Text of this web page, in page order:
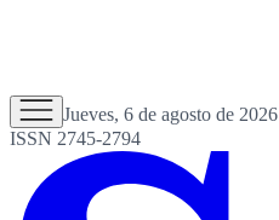
Jueves, 6 de agosto de 2026
ISSN 2745-2794